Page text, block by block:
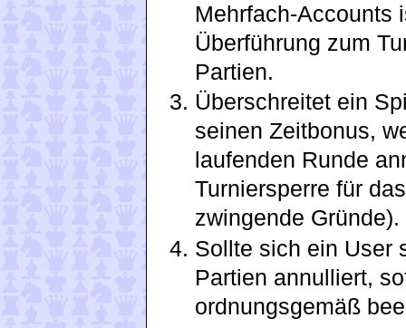
Mehrfach-Accounts
Überführung zum
Partien.
Überschreitet ein
seinen Zeitbonus,
laufenden Runde
Turniersperre für
zwingende Gründe).
Sollte sich ein User
Partien annulliert,
ordnungsgemäß